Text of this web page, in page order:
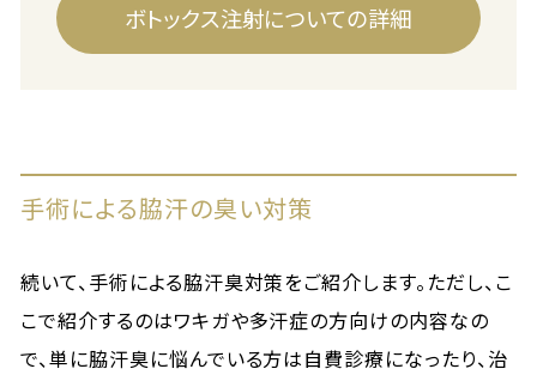
ボトックス注射についての詳細
手術による脇汗の臭い対策
続いて、手術による脇汗臭対策をご紹介します。ただし、こ
こで紹介するのはワキガや多汗症の方向けの内容なの
で、単に脇汗臭に悩んでいる方は自費診療になったり、治